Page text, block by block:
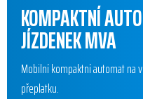
KOMPAKTNÍ
JÍZDENEK MVA
Mobilní kompaktní automat na
přeplatku.